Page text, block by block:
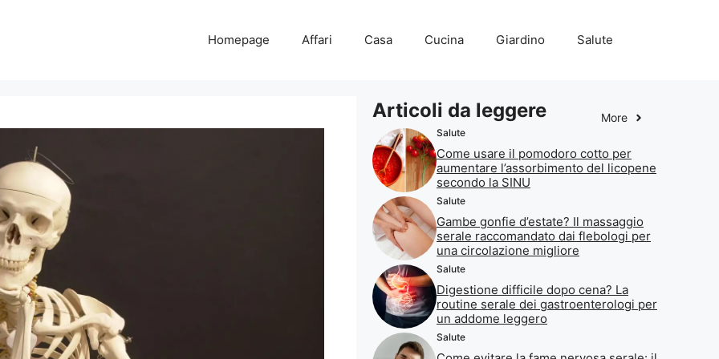
Homepage Affari Casa Cucina Giardino Salute
Articoli da leggere More
Salute
Come usare il pomodoro cotto per
aumentare l’assorbimento del licopene
secondo la SINU
Salute
Gambe gonfie d’estate? Il massaggio
serale raccomandato dai flebologi per
una circolazione migliore
Salute
Digestione difficile dopo cena? La
routine serale dei gastroenterologi per
un addome leggero
Salute